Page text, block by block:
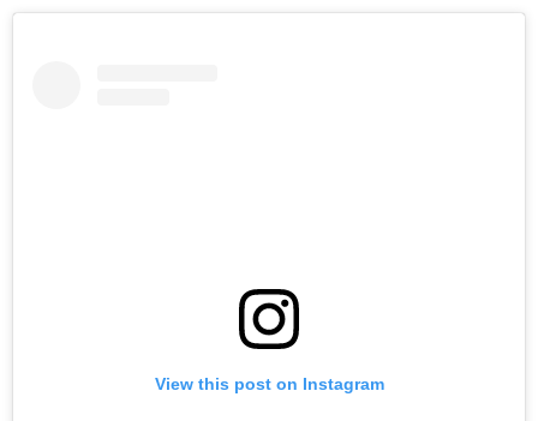
View this post on Instagram